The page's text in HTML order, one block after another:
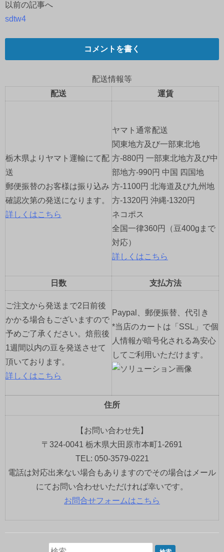
投
ョ
ン
以前の記事へ
sdtw4
コメントを書く
配送情報等
配送
運賃
栃木県よりヤマト運輸にて配
送
郵便振替のお客様は振り込み
確認次第の発送になります。
詳しくはこちら
ヤマト通常配送
関東地方及び一部東北地
方-880円 一部東北地方及び中
部地方-990円 中国 四国地
方-1100円 北海道及び九州地
方-1320円 沖縄-1320円
ネコポス
全国一律360円（豆400gまで
対応）
詳しくはこちら
日数 支払方法
ご注文から発送まで2日前後
かかる場合もございますので
予めご了承ください。焙煎後
1週間以内の豆を発送させて
頂いております。
詳しくはこちら
Paypal、郵便振替、代引き
*当店のカートは「SSL」で個
人情報が暗号化される為安心
してご利用いただけます。
住所
【お問い合わせ先】
〒324-0041 栃木県大田原市本町1-2691
TEL: 050-3579-0221
電話は対応出来ない場合もありますのでその場合はメール
にてお問い合わせいただければ幸いです。
お問合せフォームはこちら